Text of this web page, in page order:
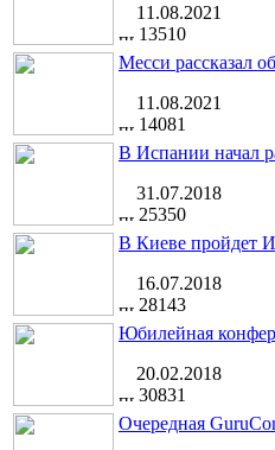
11.08.2021
13510
Месси рассказал
11.08.2021
14081
В Испании начал
31.07.2018
25350
В Киеве пройдет
16.07.2018
28143
Юбилейная
20.02.2018
30831
Очередная